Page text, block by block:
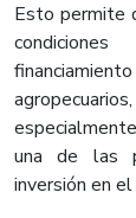
Esto permite
una de las
inversión en el